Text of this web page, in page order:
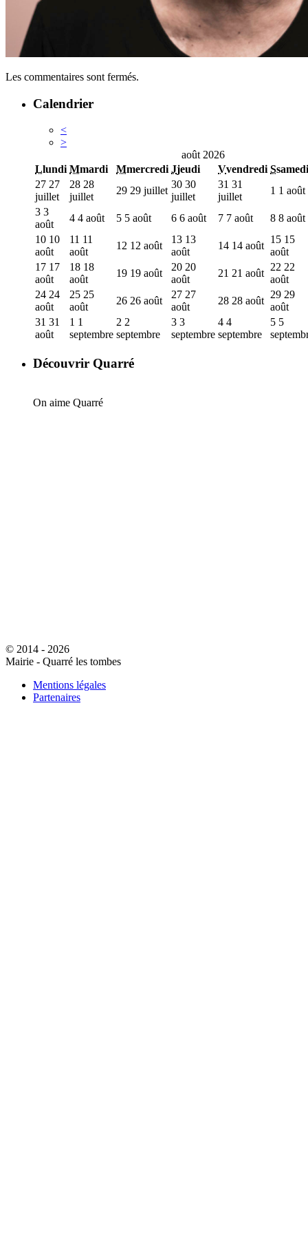
Les commentaires sont fermés.
Calendrier
<
>
août 2026
Llundi Mmardi Mmercredi Jjeudi Vvendredi Ssamedi
27 27
juillet
28 28
juillet
29 29 juillet
30 30
juillet
31 31
juillet
1 1 août
3 3
août
4 4 août 5 5 août 6 6 août 7 7 août 8 8 août
10 10
août
11 11
août
12 12 août
13 13
août
14 14 août
15 15
août
17 17
août
18 18
août
19 19 août
20 20
août
21 21 août
22 22
août
24 24
août
25 25
août
26 26 août
27 27
août
28 28 août
29 29
août
31 31
août
1 1
septembre
2 2
septembre
3 3
septembre
4 4
septembre
5 5
Découvrir Quarré
On aime Quarré
© 2014 - 2026
Mairie - Quarré les tombes
Mentions légales
Partenaires